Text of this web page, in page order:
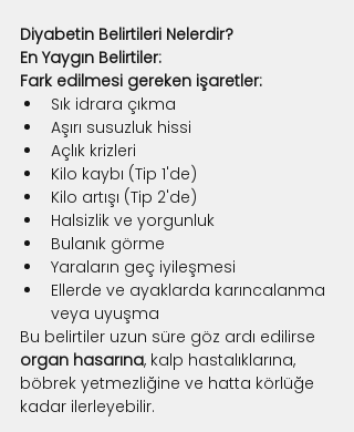
Diyabetin Belirtileri Nelerdir?
En Yaygın Belirtiler:
Fark edilmesi gereken işaretler:
Sık idrara çıkma
Aşırı susuzluk hissi
Açlık krizleri
Kilo kaybı (Tip 1'de)
Kilo artışı (Tip 2'de)
Halsizlik ve yorgunluk
Bulanık görme
Yaraların geç iyileşmesi
Ellerde ve ayaklarda karıncalanma
veya uyuşma
Bu belirtiler uzun süre göz ardı edilirse
organ hasarına, kalp hastalıklarına,
böbrek yetmezliğine ve hatta körlüğe
kadar ilerleyebilir.